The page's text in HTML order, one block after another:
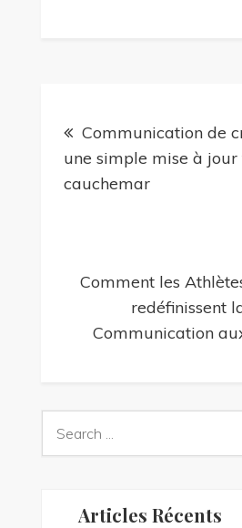
de
l’article
Communication de
une simple mise à
cauchemar
Comment les
redéfinissent
Communication
Articles Récents